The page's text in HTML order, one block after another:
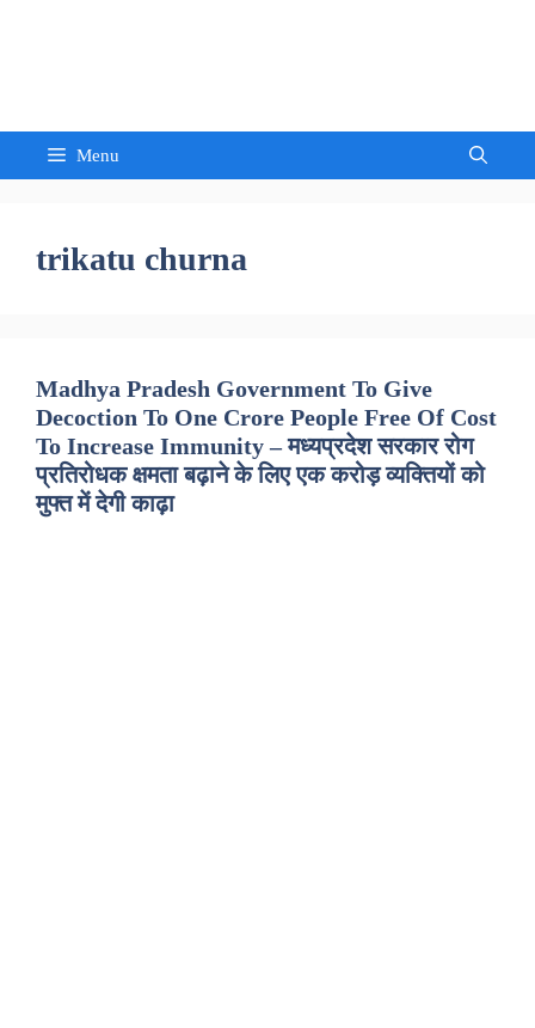
Menu
trikatu churna
Madhya Pradesh Government To Give
Decoction To One Crore People Free Of Cost
To Increase Immunity – मध्यप्रदेश सरकार रोग
प्रतिरोधक क्षमता बढ़ाने के लिए एक करोड़ व्यक्तियों को
मुफ्त में देगी काढ़ा